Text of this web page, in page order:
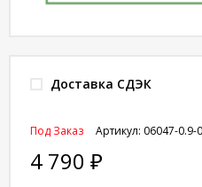
Доставка СДЭК
Артикул: 06047-0.9-
Под Заказ
4 790 ₽